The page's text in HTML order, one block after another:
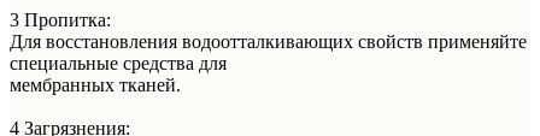
3 Пропитка:
Для восстановления водоотталкивающих свойств применяйте
специальные средства для
мембранных тканей.
4 Загрязнения: